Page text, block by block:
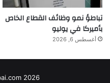
تباطؤ نمو وظائف القطاع الخاص
بأميركا في يوليو
أغسطس 6, 2026
2026